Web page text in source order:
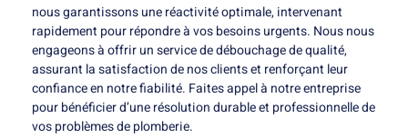
nous garantissons une réactivité optimale, intervenant
rapidement pour répondre à vos besoins urgents. Nous nous
engageons à offrir un service de débouchage de qualité,
assurant la satisfaction de nos clients et renforçant leur
confiance en notre fiabilité. Faites appel à notre entreprise
pour bénéficier d’une résolution durable et professionnelle de
vos problèmes de plomberie.